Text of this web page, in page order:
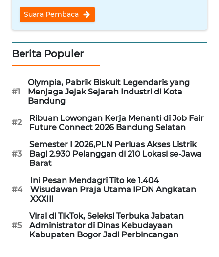
Suara Pembaca
Berita Populer
#1
Olympia, Pabrik Biskuit Legendaris yang
Menjaga Jejak Sejarah Industri di Kota
Bandung
#2
Ribuan Lowongan Kerja Menanti di Job Fair
Future Connect 2026 Bandung Selatan
#3
Semester I 2026,PLN Perluas Akses Listrik
Bagi 2.930 Pelanggan di 210 Lokasi se-Jawa
Barat
#4
Ini Pesan Mendagri Tito ke 1.404
Wisudawan Praja Utama IPDN Angkatan
XXXIII
#5
Viral di TikTok, Seleksi Terbuka Jabatan
Administrator di Dinas Kebudayaan
Kabupaten Bogor Jadi Perbincangan
MAJALENGKA
WN
SUBANG
SUKABUMI
PURWAKARTA
WN
PRIANGAN
TIMUR
WN
WN